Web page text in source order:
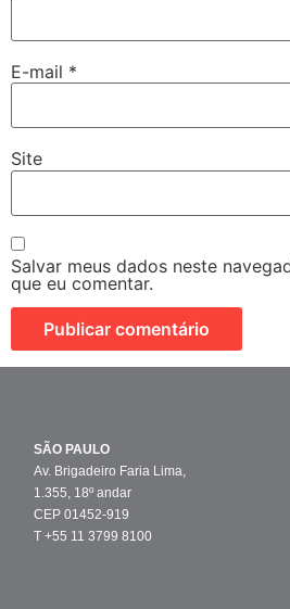
E-mail *
Site
Salvar meus dados neste
que eu comentar.
SÃO PAULO
Av. Brigadeiro Faria Lima,
1.355, 18º andar
CEP 01452-919
T +55 11 3799 8100